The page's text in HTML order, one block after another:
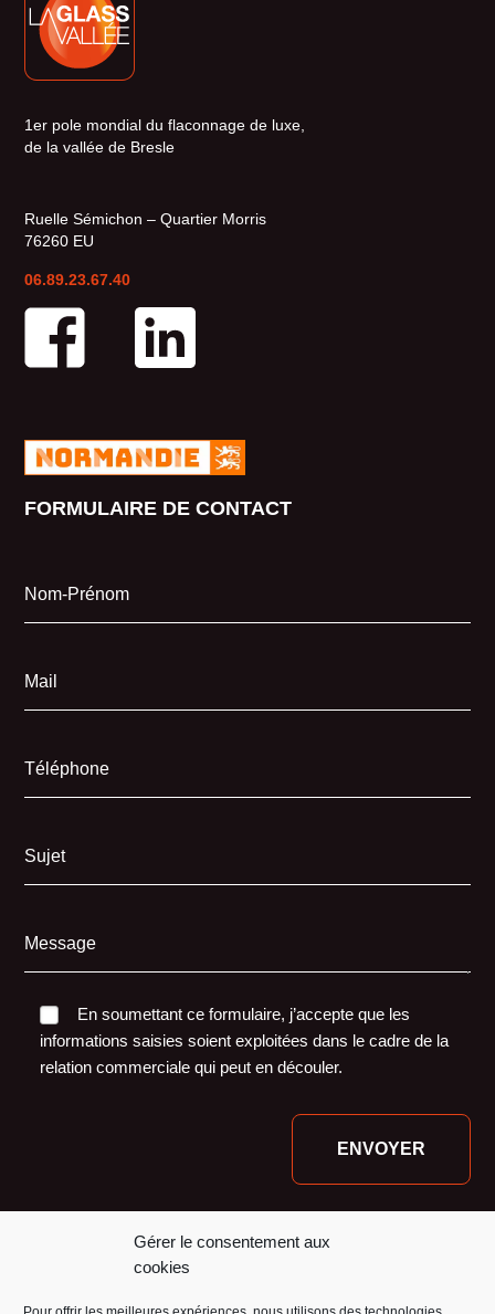
Gérer le consentement aux
cookies
1er pole mondial du flaconnage de luxe,
de la vallée de Bresle
Ruelle Sémichon – Quartier Morris
76260 EU
06.89.23.67.40
FORMULAIRE DE CONTACT
Nom-Prénom
Mail
Téléphone
Sujet
Message
En soumettant ce formulaire, j’accepte que les
informations saisies soient exploitées dans le cadre de la
relation commerciale qui peut en découler.